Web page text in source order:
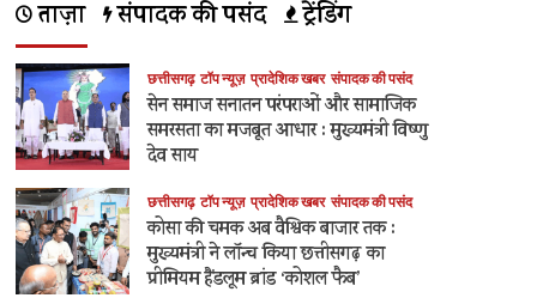
ताज़ा संपादक की पसंद ट्रेंडिंग
छत्तीसगढ़ टॉप न्यूज़ प्रादेशिक खबर संपादक की पसंद
सेन समाज सनातन परंपराओं और सामाजिक
समरसता का मजबूत आधार : मुख्यमंत्री विष्णु
देव साय
छत्तीसगढ़ टॉप न्यूज़ प्रादेशिक खबर संपादक की पसंद
कोसा की चमक अब वैश्विक बाजार तक :
मुख्यमंत्री ने लॉन्च किया छत्तीसगढ़ का
प्रीमियम हैंडलूम ब्रांड ‘कोशल फैब’